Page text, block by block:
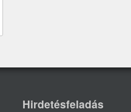
Hirdetésfeladás